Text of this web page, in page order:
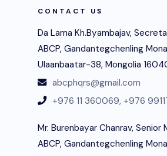
CONTACT US
Da Lama Kh.Byambajav,
ABCP, Gandantegchenling
Ulaanbaatar-38, Mongolia
abcphqrs@gmail.com
+976 11 360069, +976
Mr. Burenbayar Chanrav, Senior
ABCP, Gandantegchenling